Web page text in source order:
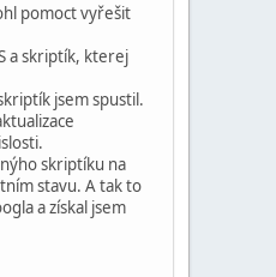
pomoct vyřešit
a skriptík, kterej
jsem spustil.
skriptíku na
stavu. A tak to
a získal jsem